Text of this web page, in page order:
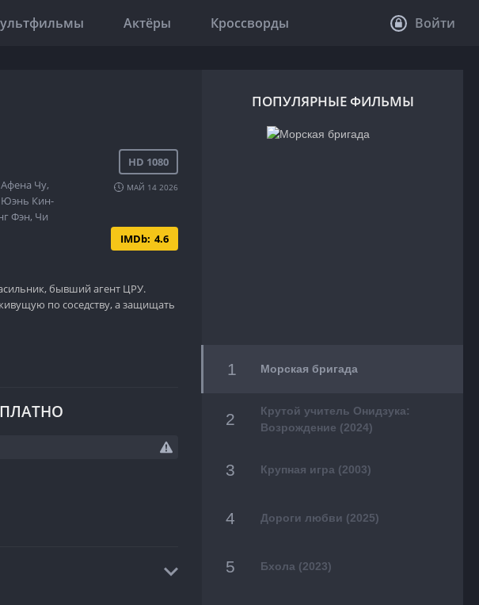
Войти
Актёры Кроссворды
HD 1080
МАЙ 14 2026
IMDb: 4.6
Афена Чу,
Юэнь Кин-
Фэн, Чи
бывший агент ЦРУ.
по соседству, а защищать
ПОПУЛЯРНЫЕ ФИЛЬМЫ
Морская бригада
Крутой учитель Онидзука:
Возрождение (2024)
Крупная игра (2003)
Дороги любви (2025)
Бхола (2023)